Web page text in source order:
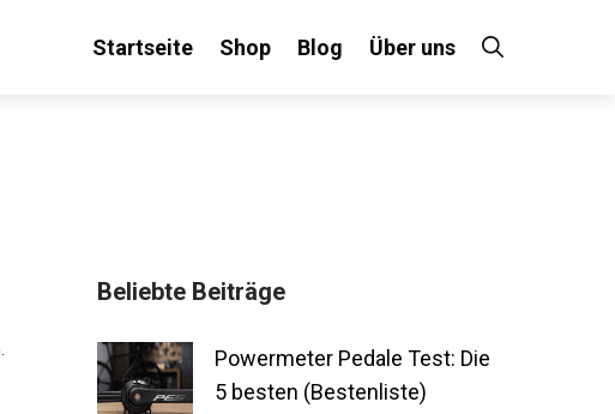
Startseite Shop Blog Über uns
Beliebte Beiträge
Powermeter Pedale Test: Die
5 besten (Bestenliste)